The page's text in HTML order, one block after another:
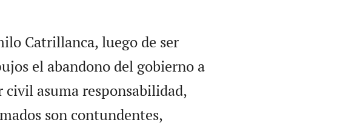
Catrillanca, luego de ser
el abandono del gobierno a
civil asuma responsabilidad,
son contundentes,